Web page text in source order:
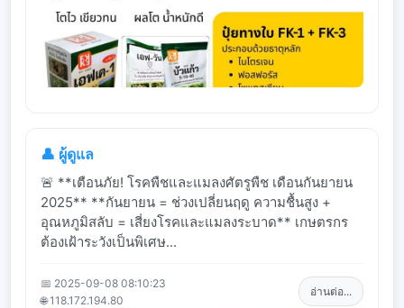
👤 ผู้ดูแล
🚨 **เตือนภัย! โรคพืชและแมลงศัตรูพืช เดือนกันยายน
2025** **กันยายน = ช่วงเปลี่ยนฤดู ความชื้นสูง +
อุณหภูมิสลับ = เสี่ยงโรคและแมลงระบาด** เกษตรกร
ต้องเฝ้าระวังเป็นพิเศษ...
📅 2025-09-08 08:10:23
🌐 118.172.194.80
อ่านต่อ...